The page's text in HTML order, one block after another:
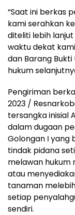
“Saat ini berkas
kami serahkan
diteliti lebih
waktu dekat
dan Barang
hukum
Pengiriman
2023 /
tersangka inisial
dalam dugaan
Golongan I
tindak pidana
melawan hukum
atau
tanaman
setiap
sendiri.